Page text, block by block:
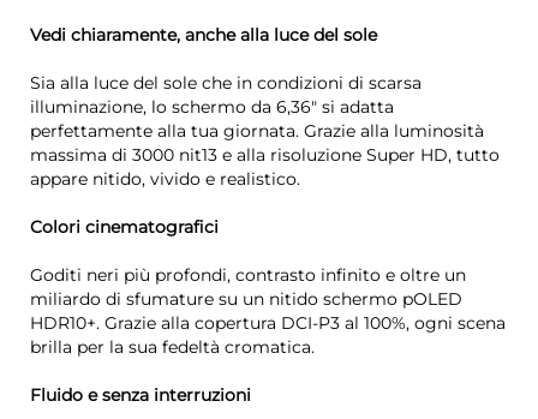
Vedi chiaramente, anche alla luce del sole
Sia alla luce del sole che in condizioni di scarsa
illuminazione, lo schermo da 6,36" si adatta
perfettamente alla tua giornata. Grazie alla luminosità
massima di 3000 nit13 e alla risoluzione Super HD, tutto
appare nitido, vivido e realistico.
Colori cinematografici
Goditi neri più profondi, contrasto infinito e oltre un
miliardo di sfumature su un nitido schermo pOLED
HDR10+. Grazie alla copertura DCI-P3 al 100%, ogni scena
brilla per la sua fedeltà cromatica.
Fluido e senza interruzioni